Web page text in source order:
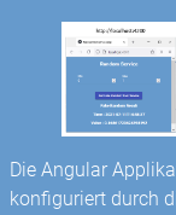
Die Angular
konfiguriert durch